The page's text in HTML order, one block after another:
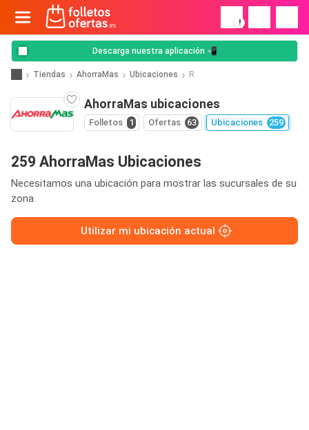
!
Descarga nuestra aplicación 📲
Tiendas AhorraMas Ubicaciones R
AhorraMas ubicaciones
Folletos 1 Ofertas 63 Ubicaciones 259
259 AhorraMas Ubicaciones
Necesitamos una ubicación para mostrar las sucursales de su
zona.
Utilizar mi ubicación actual